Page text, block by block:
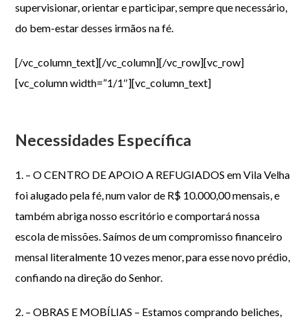
supervisionar, orientar e participar, sempre que necessário,
do bem-estar desses irmãos na fé.
[/vc_column_text][/vc_column][/vc_row][vc_row]
[vc_column width=”1/1″][vc_column_text]
Necessidades Específica
1. – O CENTRO DE APOIO A REFUGIADOS em Vila Velha
foi alugado pela fé, num valor de R$ 10.000,00 mensais, e
também abriga nosso escritório e comportará nossa
escola de missões. Saímos de um compromisso financeiro
mensal literalmente 10 vezes menor, para esse novo prédio,
confiando na direção do Senhor.
2. – OBRAS E MOBÍLIAS – Estamos comprando beliches,